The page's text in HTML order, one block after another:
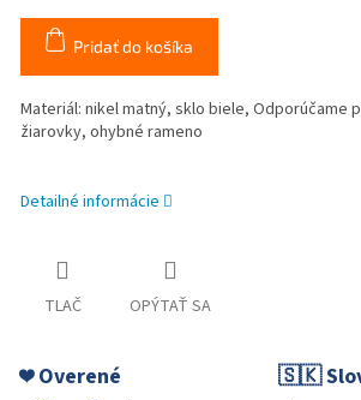
Pridať do košíka
Materiál: nikel matný, sklo biele, Odporúčame
žiarovky, ohybné rameno
Detailné informácie
TLAČ OPÝTAŤ SA
❤️ Overené
🇸🇰